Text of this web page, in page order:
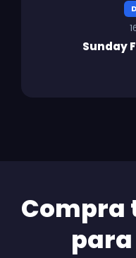
Sunday
Compra
para